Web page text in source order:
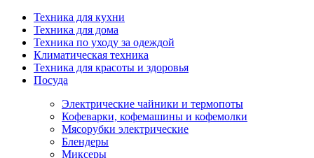
Техника для кухни
Техника для дома
Техника по уходу за одеждой
Климатическая техника
Техника для красоты и здоровья
Посуда
Электрические чайники и термопоты
Кофеварки, кофемашины и кофемолки
Мясорубки электрические
Блендеры
Миксеры